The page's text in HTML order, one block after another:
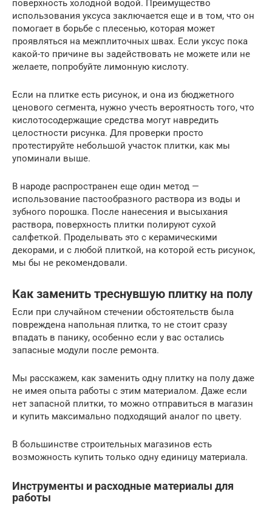
поверхность холодной водой. Преимущество
использования уксуса заключается еще и в том, что он
помогает в борьбе с плесенью, которая может
проявляться на межплиточных швах. Если уксус пока
какой-то причине вы задействовать не можете или не
желаете, попробуйте лимонную кислоту.
Если на плитке есть рисунок, и она из бюджетного
ценового сегмента, нужно учесть вероятность того, что
кислотосодержащие средства могут навредить
целостности рисунка. Для проверки просто
протестируйте небольшой участок плитки, как мы
упоминали выше.
В народе распространен еще один метод —
использование пастообразного раствора из воды и
зубного порошка. После нанесения и высыхания
раствора, поверхность плитки полируют сухой
салфеткой. Проделывать это с керамическими
декорами, и с любой плиткой, на которой есть рисунок,
мы бы не рекомендовали.
Как заменить треснувшую плитку на полу
Если при случайном стечении обстоятельств была
повреждена напольная плитка, то не стоит сразу
впадать в панику, особенно если у вас остались
запасные модули после ремонта.
Мы расскажем, как заменить одну плитку на полу даже
не имея опыта работы с этим материалом. Даже если
нет запасной плитки, то можно отправиться в магазин
и купить максимально подходящий аналог по цвету.
В большинстве строительных магазинов есть
возможность купить только одну единицу материала.
Инструменты и расходные материалы для
работы